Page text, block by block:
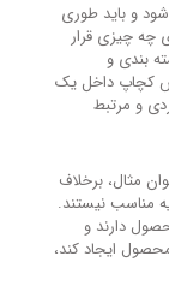
و باید طوری
چه چیزی قرار
بندی و
کچاپ داخل یک
و مرتبط
مثال، برخلاف
مناسب نیستند.
دارند و
ایجاد کند،